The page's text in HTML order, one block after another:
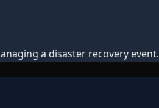
a disaster recovery event.